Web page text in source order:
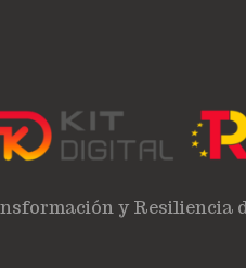
y Resiliencia